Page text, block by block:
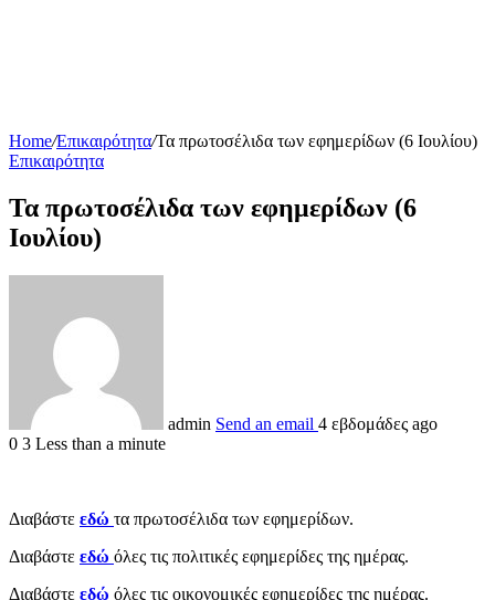
Home/Επικαιρότητα/Τα πρωτοσέλιδα των εφημερίδων (6 Ιουλίου)
Επικαιρότητα
Τα πρωτοσέλιδα των εφημερίδων (6
Ιουλίου)
admin Send an email 4 εβδομάδες ago
0 3 Less than a minute
Διαβάστε εδώ τα πρωτοσέλιδα των εφημερίδων.
Διαβάστε εδώ όλες τις πολιτικές εφημερίδες της ημέρας.
Διαβάστε εδώ όλες τις οικονομικές εφημερίδες της ημέρας.